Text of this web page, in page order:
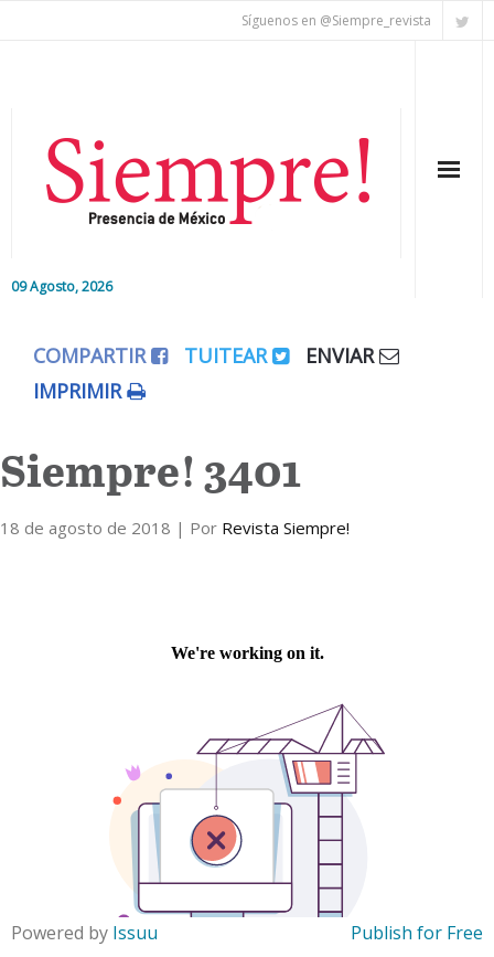
Síguenos en @Siempre_revista
09 Agosto, 2026
Editorial
Colaboradores
Internacional
COMPARTIR TUITEAR
ENVIAR
IMPRIMIR
Siempre! 3401
18 de agosto de 2018 | Por Revista Siempre!
Powered by Issuu Publish for Free